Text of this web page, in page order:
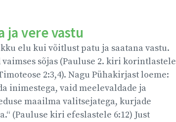
ja vere vastu
elu kui võitlust patu ja saatana vastu.
sõjas (Pauluse 2. kiri korintlastele
2:3,4). Nagu Pühakirjast loeme:
inimestega, vaid meelevaldade ja
maailma valitsejatega, kurjade
(Pauluse kiri efeslastele 6:12) Just